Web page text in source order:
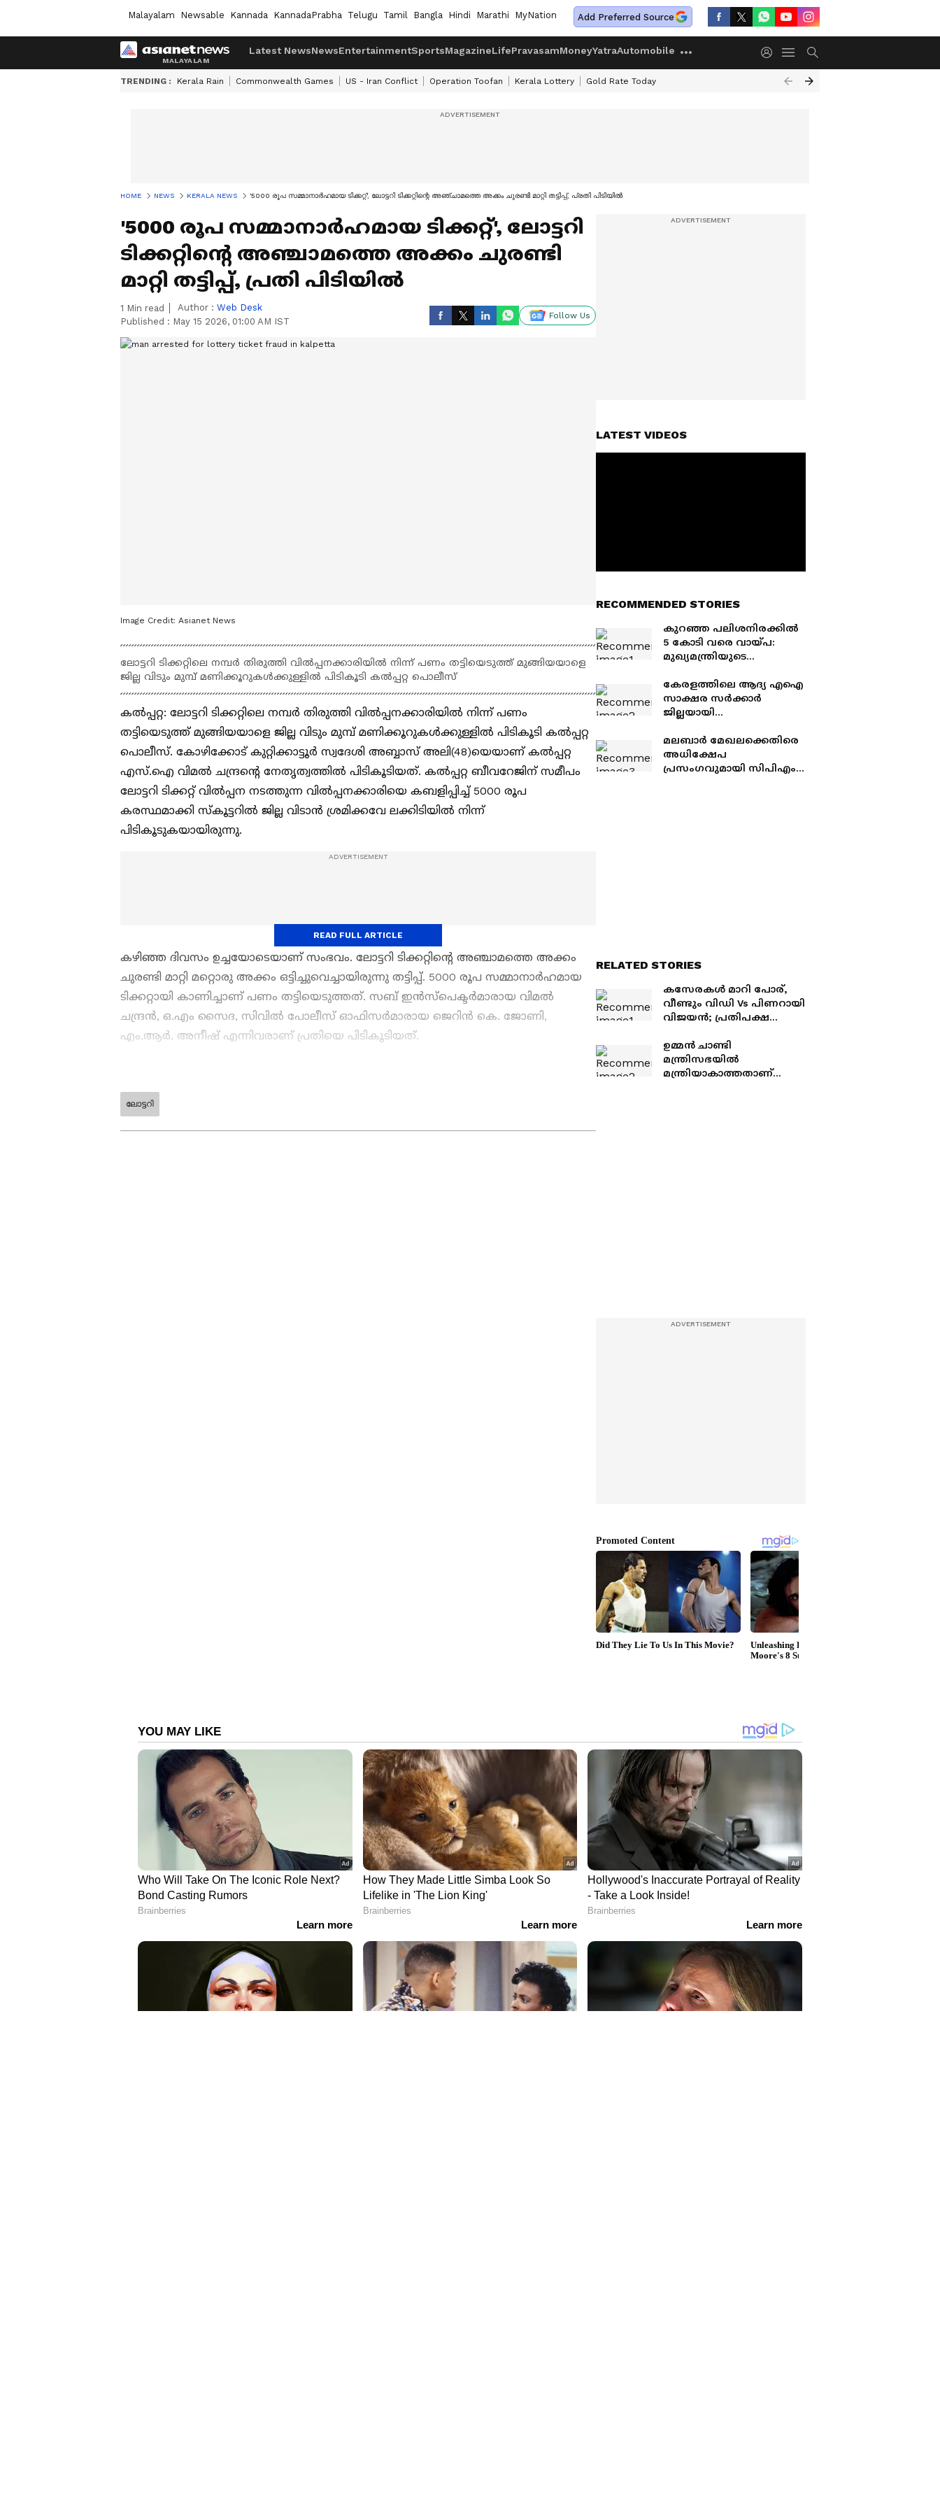
Malayalam Newsable Kannada KannadaPrabha Telugu Tamil Bangla Hindi Marathi MyNation Add Preferred Source
Latest NewsNewsEntertainmentSportsMagazineLifePravasamMoneyYatraAutomobile
TRENDING : Kerala Rain Commonwealth Games US - Iran Conflict Operation Toofan Kerala Lottery Gold Rate Today
HOME NEWS KERALA NEWS '5000 രൂപ സമ്മാനാര്‍ഹമായ ടിക്കറ്റ്', ലോട്ടറി ടിക്കറ്റിന്റെ അഞ്ചാമത്തെ അക്കം ചുരണ്ടി മാറ്റി തട്ടിപ്പ്, പ്രതി പിടിയിൽ
'5000 രൂപ സമ്മാനാര്‍ഹമായ ടിക്കറ്റ്', ലോട്ടറി
ടിക്കറ്റിന്റെ അഞ്ചാമത്തെ അക്കം ചുരണ്ടി
മാറ്റി തട്ടിപ്പ്, പ്രതി പിടിയിൽ
1 Min read Author : Web Desk
Published : May 15 2026, 01:00 AM IST
Follow Us
Image Credit: Asianet News
ലോട്ടറി ടിക്കറ്റിലെ നമ്പര്‍ തിരുത്തി വില്‍പ്പനക്കാരിയില്‍ നിന്ന് പണം തട്ടിയെടുത്ത് മുങ്ങിയയാളെ
ജില്ല വിടും മുമ്പ് മണിക്കൂറുകള്‍ക്കുള്ളില്‍ പിടികൂടി കല്‍പ്പറ്റ പൊലീസ്
കല്‍പ്പറ്റ: ലോട്ടറി ടിക്കറ്റിലെ നമ്പര്‍ തിരുത്തി വില്‍പ്പനക്കാരിയില്‍ നിന്ന് പണം
തട്ടിയെടുത്ത് മുങ്ങിയയാളെ ജില്ല വിടും മുമ്പ് മണിക്കൂറുകള്‍ക്കുള്ളില്‍ പിടികൂടി കല്‍പ്പറ്റ
പൊലീസ്. കോഴിക്കോട് കുറ്റിക്കാട്ടൂര്‍ സ്വദേശി അബ്ബാസ് അലി(48)യെയാണ് കല്‍പ്പറ്റ
എസ്.ഐ വിമല്‍ ചന്ദ്രന്റെ നേതൃത്വത്തില്‍ പിടികൂടിയത്. കല്‍പ്പറ്റ ബീവറേജിന് സമീപം
ലോട്ടറി ടിക്കറ്റ് വില്‍പ്പന നടത്തുന്ന വില്‍പ്പനക്കാരിയെ കബളിപ്പിച്ച് 5000 രൂപ
കരസ്ഥമാക്കി സ്‌കൂട്ടറില്‍ ജില്ല വിടാന്‍ ശ്രമിക്കവേ ലക്കിടിയില്‍ നിന്ന്
പിടികൂടുകയായിരുന്നു.
കഴിഞ്ഞ ദിവസം ഉച്ചയോടെയാണ് സംഭവം. ലോട്ടറി ടിക്കറ്റിന്റെ അഞ്ചാമത്തെ അക്കം
ചുരണ്ടി മാറ്റി മറ്റൊരു അക്കം ഒട്ടിച്ചുവെച്ചായിരുന്നു തട്ടിപ്പ്. 5000 രൂപ സമ്മാനാര്‍ഹമായ
ടിക്കറ്റായി കാണിച്ചാണ് പണം തട്ടിയെടുത്തത്. സബ് ഇന്‍സ്പെക്ടര്‍മാരായ വിമല്‍
ചന്ദ്രന്‍, ഒ.എം സൈദ, സിവില്‍ പോലീസ് ഓഫിസര്‍മാരായ ജെറിന്‍ കെ. ജോണി,
എം.ആര്‍. അനീഷ് എന്നിവരാണ് പ്രതിയെ പിടികൂടിയത്.
READ FULL ARTICLE
കേരളത്തിലെ എല്ലാ വാർത്തകൾ
ലോട്ടറി
LATEST VIDEOS
RECOMMENDED STORIES
കുറഞ്ഞ പലിശനിരക്കിൽ
5 കോടി വരെ വായ്പ:
മുഖ്യമന്ത്രിയുടെ
പദ്ധതി മൂന്നാം പതിപ്പിന്
ആഗസ്റ്റ് 6ന് തുടക്കമാകും
കേരളത്തിലെ ആദ്യ എഐ
സാക്ഷര സർക്കാർ
ജില്ലയായി
AI-ERA' പദ്ധതി; ഉദ്ഘാടനം
ഓഗസ്റ്റ് 6ന്
മലബാർ മേഖലക്കെതിരെ
അധിക്ഷേപ
പ്രസംഗവുമായി സിപിഎം
RELATED STORIES
കസേരകൾ മാറി പോര്,
വീണ്ടും വിഡി Vs പിണറായി
വിജയൻ; പ്രതിപക്ഷ
വിജയൻ നയിക്കും
ഉമ്മൻ ചാണ്ടി
മന്ത്രിസഭയിൽ
മന്ത്രിയാകാത്തതാണ്